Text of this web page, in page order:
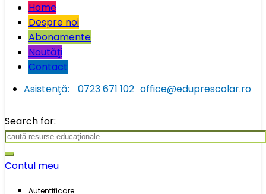
Home
Despre noi
Abonamente
Noutăţi
Contact
Asistenţă:
0723 671 102 office@eduprescolar.ro
Search for:
Contul meu
Autentificare